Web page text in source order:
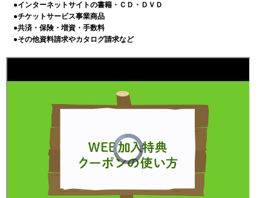
●インターネットサイトの書籍・ＣＤ・ＤＶＤ
●チケットサービス事業商品
●共済・保険・増資・手数料
●その他資料請求やカタログ請求など